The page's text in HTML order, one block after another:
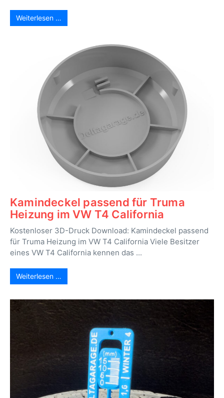
Weiterlesen …
Kamindeckel passend für Truma
Heizung im VW T4 California
Kostenloser 3D-Druck Download: Kamindeckel passend
für Truma Heizung im VW T4 California Viele Besitzer
eines VW T4 California kennen das ...
Weiterlesen …